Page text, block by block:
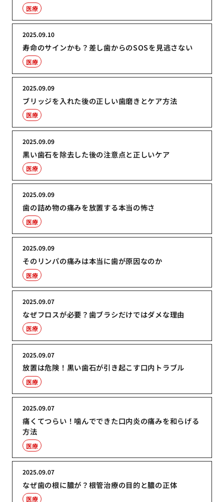
医療
寿命のサインかも？差し歯からのSOSを見逃さない
2025.09.10
医療
ブリッジを入れた後の正しい歯磨きとケア方法
2025.09.09
医療
黒い歯石を除去した後の注意点と正しいケア
2025.09.09
医療
歯の詰め物の痛みを放置する本当の怖さ
2025.09.09
医療
そのリンパの痛みは本当に歯が原因なのか
2025.09.09
医療
なぜフロスが必要？歯ブラシだけではダメな理由
2025.09.07
医療
放置は危険！黒い歯石が引き起こす口内トラブル
2025.09.07
医療
痛くてつらい！噛んでできた口内炎の痛みを和らげる
方法
2025.09.07
医療
なぜ歯の根に膿が？根管治療の目的と膿の正体
2025.09.07
医療